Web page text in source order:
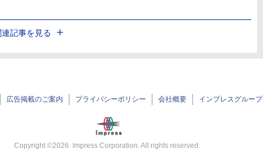
連記事を見る
広告掲載のご案内 プライバシーポリシー 会社概要 インプレスグループ
Copyright ©2026 Impress Corporation. All rights reserved.